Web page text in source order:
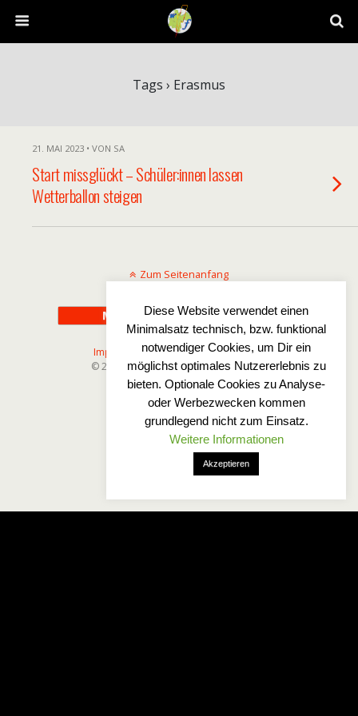
Tags › Erasmus
21. MAI 2023 • VON SA
Start missglückt – Schüler:innen lassen
Wetterballon steigen
Zum Seitenanfang
Mobil Desktop
Impressum-Disclaimer-Datenschutz
© 2025 Wetterfreaks-Norddeutschland
Diese Website verwendet einen
Minimalsatz technisch, bzw. funktional
notwendiger Cookies, um Dir ein
möglichst optimales Nutzererlebnis zu
bieten. Optionale Cookies zu Analyse-
oder Werbezwecken kommen
grundlegend nicht zum Einsatz.
Weitere Informationen
Akzeptieren